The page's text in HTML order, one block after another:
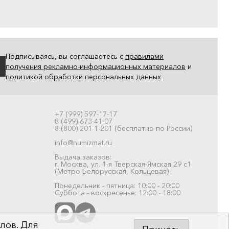
Подписываясь, вы соглашаетесь с правилами
получения рекламно-информационных материалов и
политикой обработки персональных данных
+7 (999) 597-17-17
8 (499) 673-41-07
8 (800) 201-1-201 (бесплатно по России)
info@numizmat.ru
Выдача заказов:
г. Москва, ул. 1-я Тверская-Ямская 29 с1
(Метро Белорусская, Кольцевая)
Понедельник - пятница: 10:00 - 20:00
Суббота - воскресенье: 12:00 - 18:00
Для